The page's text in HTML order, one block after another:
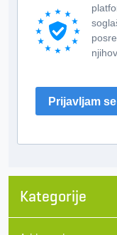
Prijavljam
Kategorije